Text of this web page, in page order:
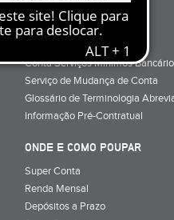
Júnior (sub-18)
Empresas
Conta Serviços Mínimos
Serviço de Mudança de Conta
Glossário de Terminologia
Informação Pré-Contratual
ONDE E COMO POUPAR
Super Conta
Renda Mensal
Depósitos a Prazo